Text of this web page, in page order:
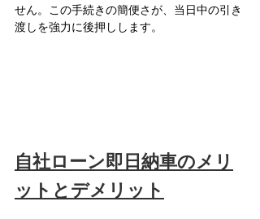
せん。この手続きの簡便さが、当日中の引き
渡しを強力に後押しします。
自社ローン即日納車のメリ
ットとデメリット